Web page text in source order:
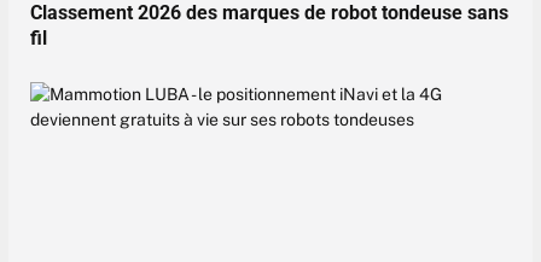
Classement 2026 des marques de robot tondeuse sans
fil